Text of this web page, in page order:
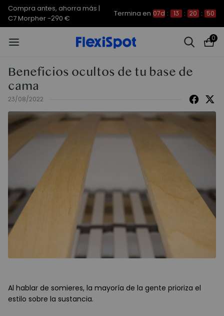
Compra antes, ahorra más |
C7 Morpher -290 €
Termina en 07d : 13 : 20 : 50
0
Beneficios ocultos de tu base de
cama
23/08/2022
Al hablar de somieres, la mayoría de la gente prioriza el
estilo sobre la sustancia.